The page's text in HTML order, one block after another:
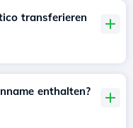
transferieren
enthalten?